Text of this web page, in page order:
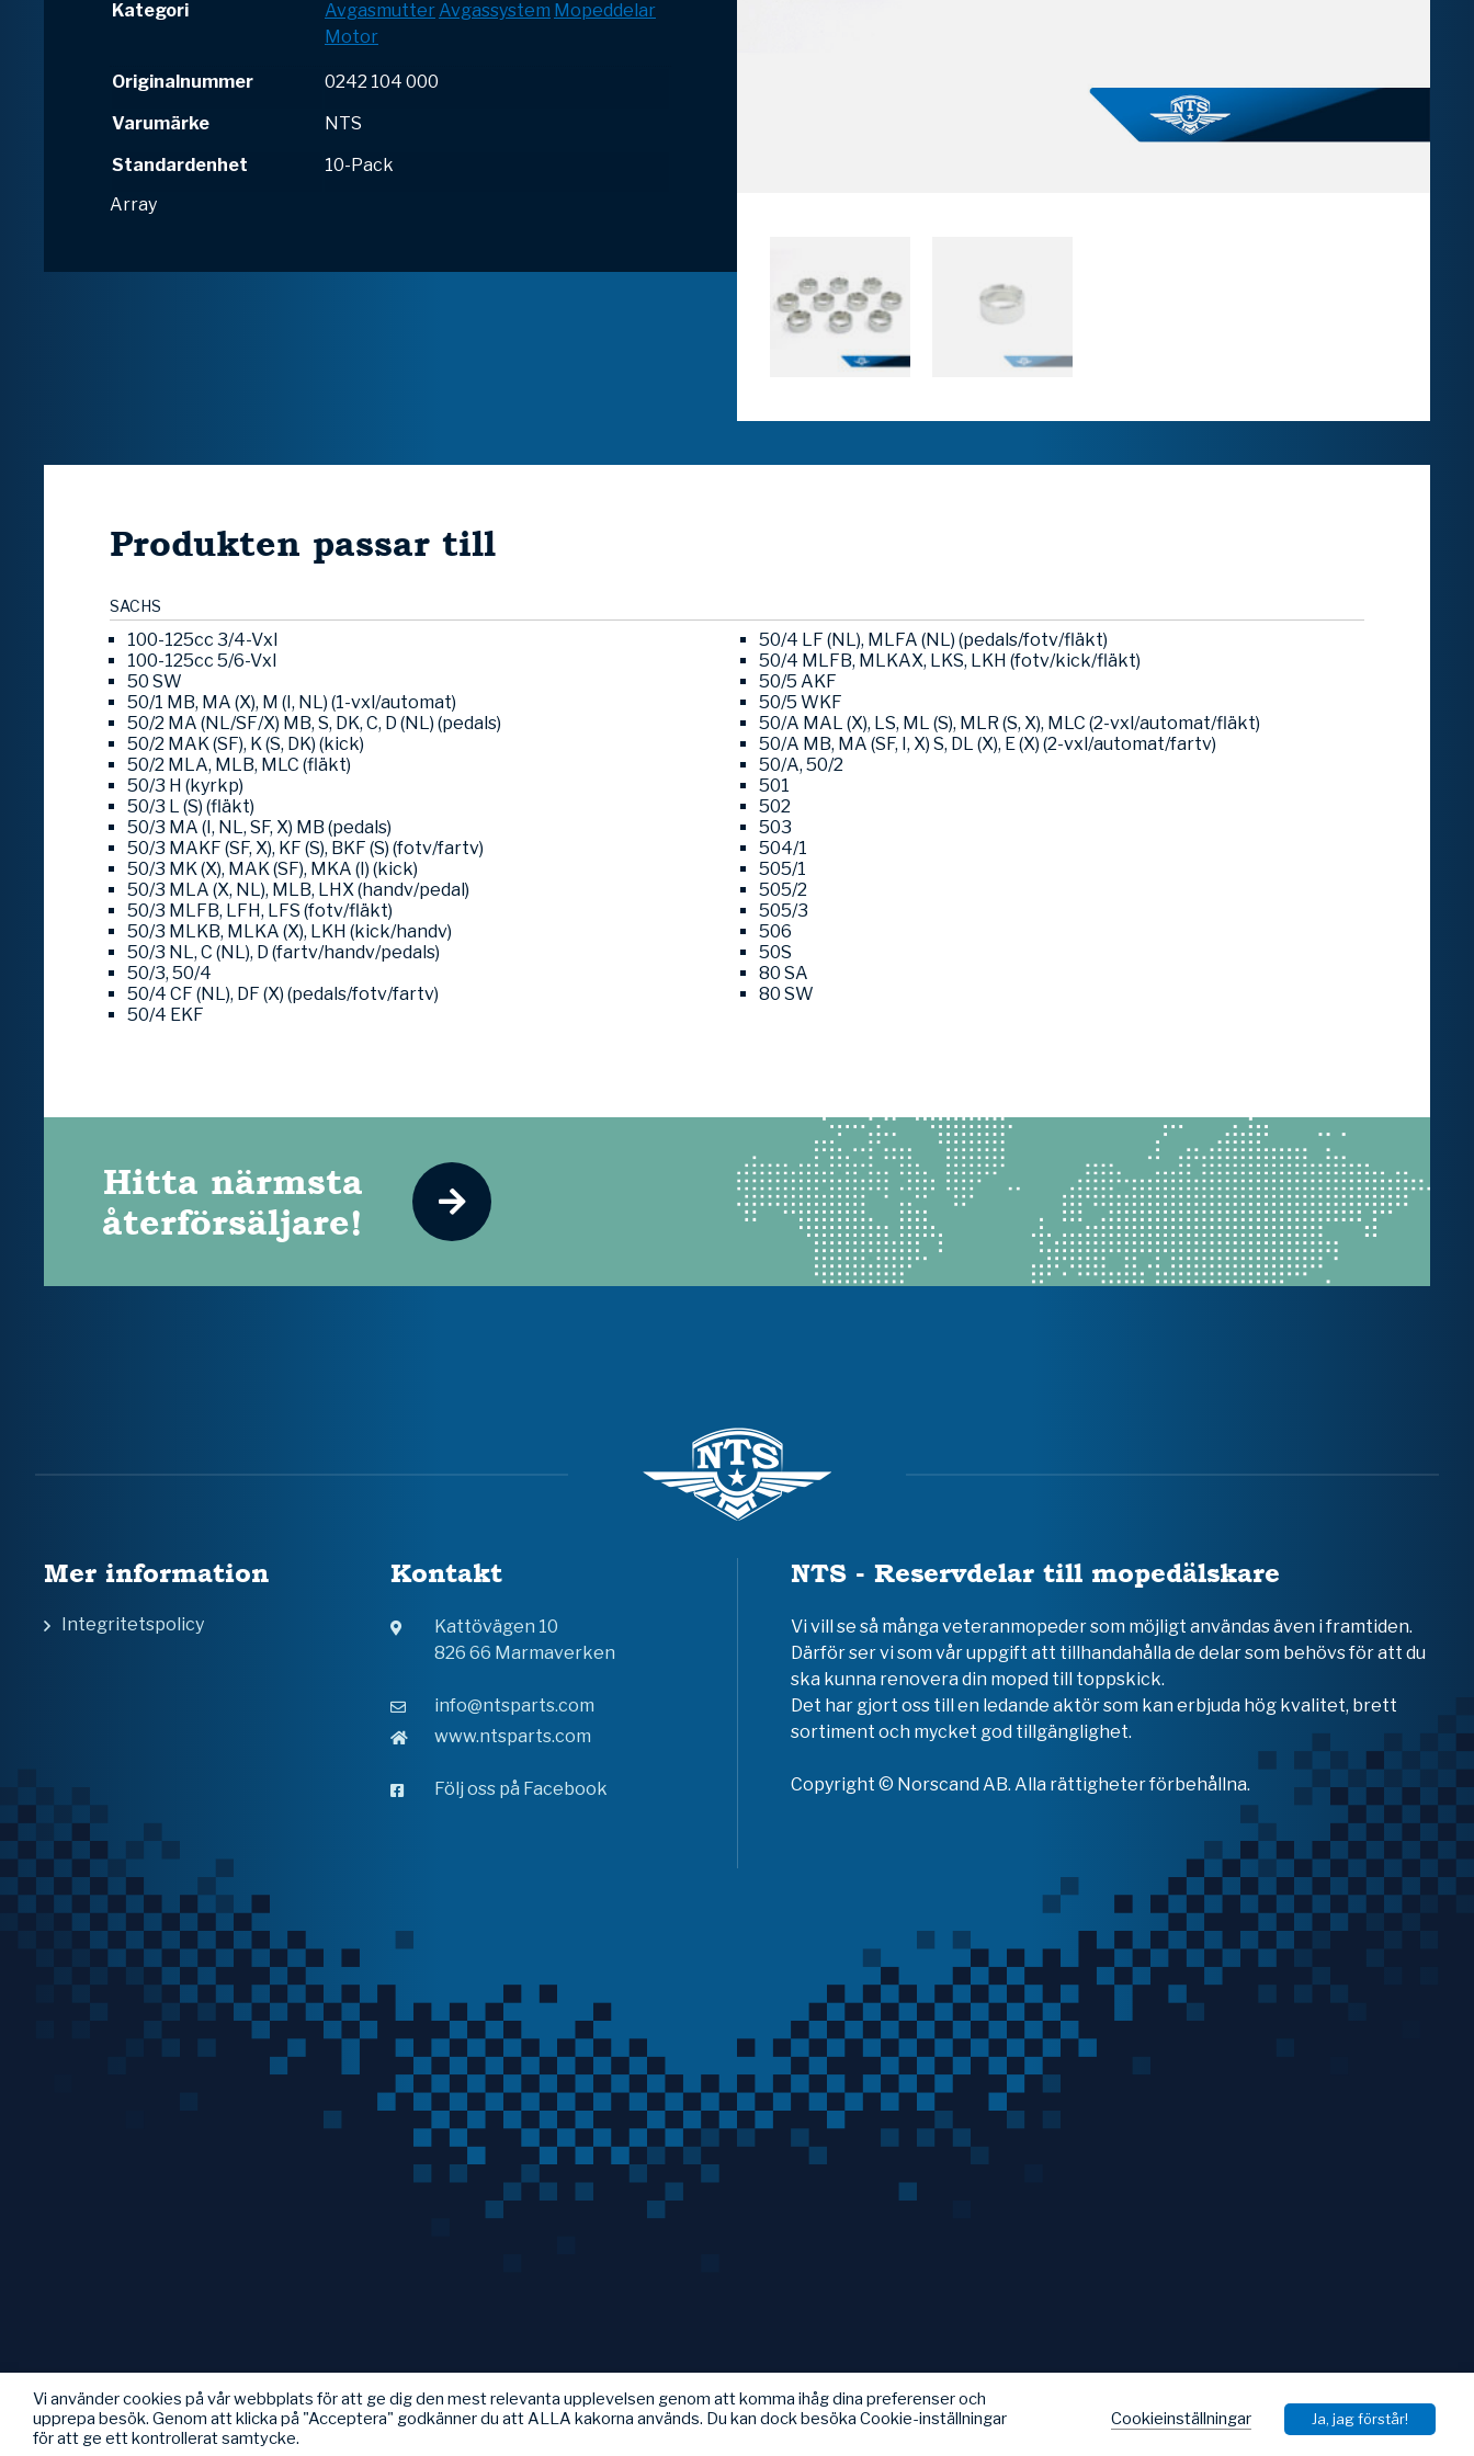
Kategori Avgasmutter Avgassystem Mopeddelar
Motor
Originalnummer
0242 104 000
Varumärke
NTS
Standardenhet
10-Pack
Array
Produkten passar till
SACHS
100-125cc 3/4-Vxl
100-125cc 5/6-Vxl
50 SW
50/1 MB, MA (X), M (I, NL) (1-vxl/automat)
50/2 MA (NL/SF/X) MB, S, DK, C, D (NL) (pedals)
50/2 MAK (SF), K (S, DK) (kick)
50/2 MLA, MLB, MLC (fläkt)
50/3 H (kyrkp)
50/3 L (S) (fläkt)
50/3 MA (I, NL, SF, X) MB (pedals)
50/3 MAKF (SF, X), KF (S), BKF (S) (fotv/fartv)
50/3 MK (X), MAK (SF), MKA (I) (kick)
50/3 MLA (X, NL), MLB, LHX (handv/pedal)
50/3 MLFB, LFH, LFS (fotv/fläkt)
50/3 MLKB, MLKA (X), LKH (kick/handv)
50/3 NL, C (NL), D (fartv/handv/pedals)
50/3, 50/4
50/4 CF (NL), DF (X) (pedals/fotv/fartv)
50/4 EKF
50/4 LF (NL), MLFA (NL) (pedals/fotv/fläkt)
50/4 MLFB, MLKAX, LKS, LKH (fotv/kick/fläkt)
50/5 AKF
50/5 WKF
50/A MAL (X), LS, ML (S), MLR (S, X), MLC (2-vxl/automat/fläkt)
50/A MB, MA (SF, I, X) S, DL (X), E (X) (2-vxl/automat/fartv)
50/A, 50/2
501
502
503
504/1
505/1
505/2
505/3
506
50S
80 SA
80 SW
Hitta närmsta
återförsäljare!
Mer information
Integritetspolicy
Kontakt
Kattövägen 10
826 66 Marmaverken
info@ntsparts.com
www.ntsparts.com
Följ oss på Facebook
NTS - Reservdelar till mopedälskare
Vi vill se så många veteranmopeder som möjligt användas även i framtiden.
Därför ser vi som vår uppgift att tillhandahålla de delar som behövs för att du
ska kunna renovera din moped till toppskick.
Det har gjort oss till en ledande aktör som kan erbjuda hög kvalitet, brett
sortiment och mycket god tillgänglighet.
Copyright © Norscand AB. Alla rättigheter förbehållna.
Vi använder cookies på vår webbplats för att ge dig den mest relevanta upplevelsen genom att komma ihåg dina preferenser och
upprepa besök. Genom att klicka på "Acceptera" godkänner du att ALLA kakorna används. Du kan dock besöka Cookie-inställningar
för att ge ett kontrollerat samtycke.
Cookieinställningar Ja, jag förstår!